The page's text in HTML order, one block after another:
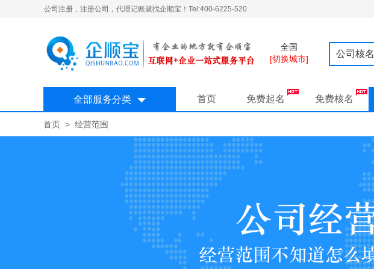
公司注册，注册公司，代理记账就找企顺宝！Tel:400-6225-520
全国
[切换城市]
公司核名
全部服务分类 首页 免费起名 免费核名
首页 > 经营范围